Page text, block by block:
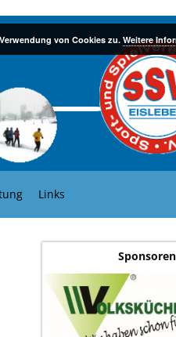
Links
Sponsoren
von Cookies zu. Weitere